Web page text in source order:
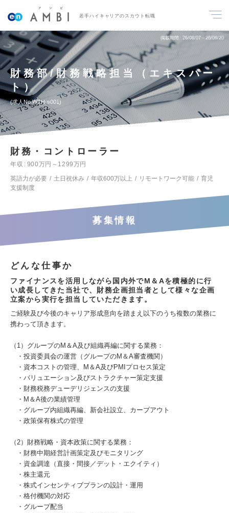
若手ハイキャリアのスカウト転職
掲載期間 26/08/07～26/08/20
財務部/財務戦略担当（エキスパー
ト）
求人No.WTH-s001
財務・コントローラー
年収
900万円～1299万円
英語力が必要
土日祝休み 年収600万以上 リモートワーク可能
育児
支援制度
募集情報
どんな仕事か
ファイナンスを活用しながら国内外でM＆Aを積極的に行
い成長してきた当社で、財務企画担当者として様々な企画
立案から実行を担当していただきます。
ご経験及び今後のキャリア形成意向を踏まえ以下のうち複数の業務に
携わって頂きます。
（1）グループのM＆A及び組織再編に関する業務：
・投資委員会の運営（グループのM＆A審査機関）
・資本コストの管理、M＆A及びPMIプロセス策定
・バリュエーション及びストラクチャー策定支援
・財務税務デューデリジェンスの支援
・M＆A後の業績管理
・グループ内組織再編、新会社設立、カーブアウト
・政策保有株式の管理
（2）財務戦略・資本政策に関する業務：
・財務中期経営計画策定及びモニタリング
・資金調達（直接・間接／デット・エクイティ）
・株主還元
・株式インセンティブプランの設計・運用
・格付機関の対応
・グループ配当